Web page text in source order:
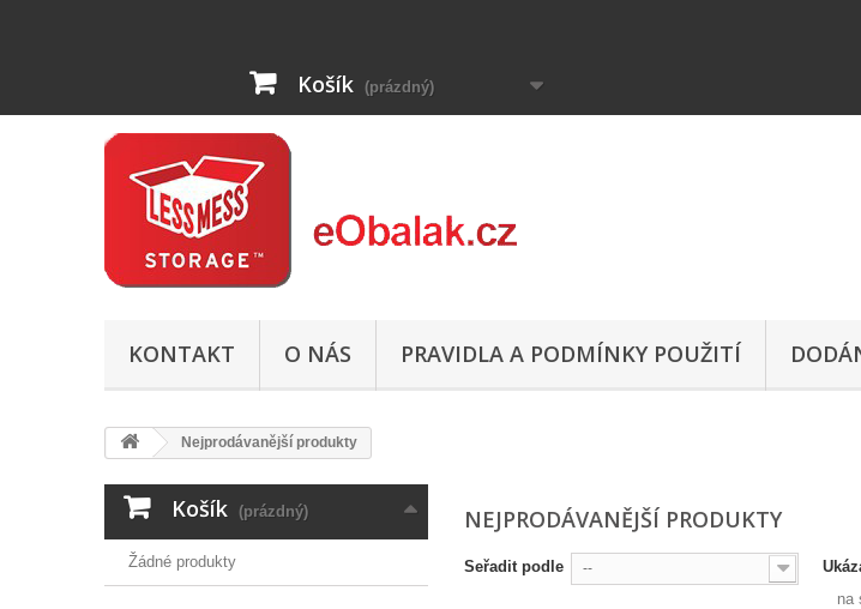
Košík (prázdný)
KONTAKT O NÁS PRAVIDLA A PODMÍNKY POUŽITÍ
Nejprodávanější produkty
Košík (prázdný)
Žádné produkty
NEJPRODÁVANĚJŠÍ PRODUKTY
Seřadit podle --
na